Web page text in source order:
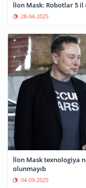
İlon Mask: Robotlar 5 il
28-04-2025
İlon Mask texnologiya
olunmayıb
04-09-2025